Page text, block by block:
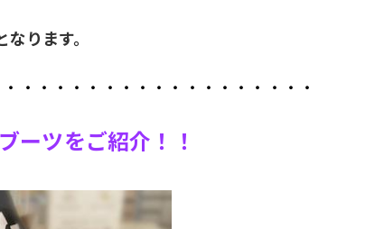
ります。
・・・・・・・・・・・・・・・・・・
ーツをご紹介！！